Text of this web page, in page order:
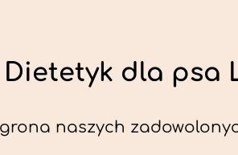
Dietetyk dla psa
naszych